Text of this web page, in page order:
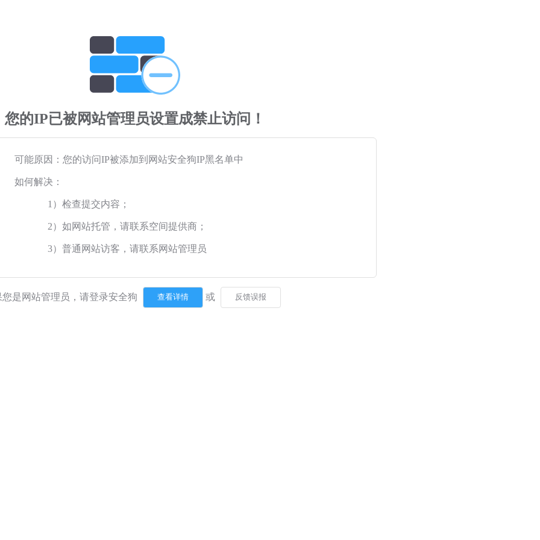
您的IP已被网站管理员设置成禁止访问！
可能原因：您的访问IP被添加到网站安全狗IP黑名单中
如何解决：
1）检查提交内容；
2）如网站托管，请联系空间提供商；
3）普通网站访客，请联系网站管理员
您是网站管理员，请登录安全狗 或